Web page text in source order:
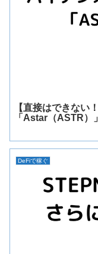
【直接はできない
「Astar（ASTR）
DeFiで稼ぐ